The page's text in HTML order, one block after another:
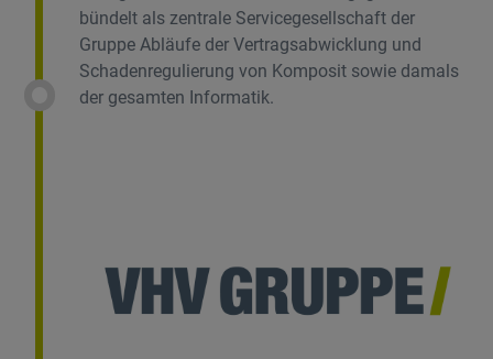
bündelt als zentrale Servicegesellschaft der
Gruppe Abläufe der Vertragsabwicklung und
Schadenregulierung von Komposit sowie damals
der gesamten Informatik.